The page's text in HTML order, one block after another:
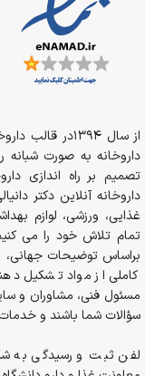
تصمیم بر راه اندازی
داروخانه آنلاین دکتر
غذایی، ورزشی، لوازم
تمام تلاش خود را می
براساس توضیحات جهانی،
کاملی از مواد تشکیل
مسئول فنی، مشاوران و
سؤالات شما باشند و خدمات
لفن ثبت و رسیدگی به